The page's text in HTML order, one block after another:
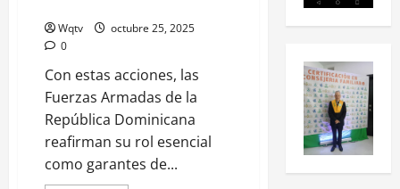
Wqtv
octubre 25, 2025
0
Con estas acciones, las
Fuerzas Armadas de la
República Dominicana
reafirman su rol esencial
como garantes de...